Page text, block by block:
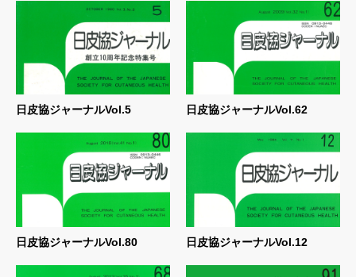
日皮協ジャーナルVol.5 日皮協ジャーナルVol.62
日皮協ジャーナルVol.80 日皮協ジャーナルVol.12